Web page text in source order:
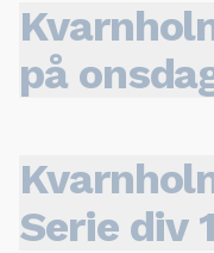
på
Serie div